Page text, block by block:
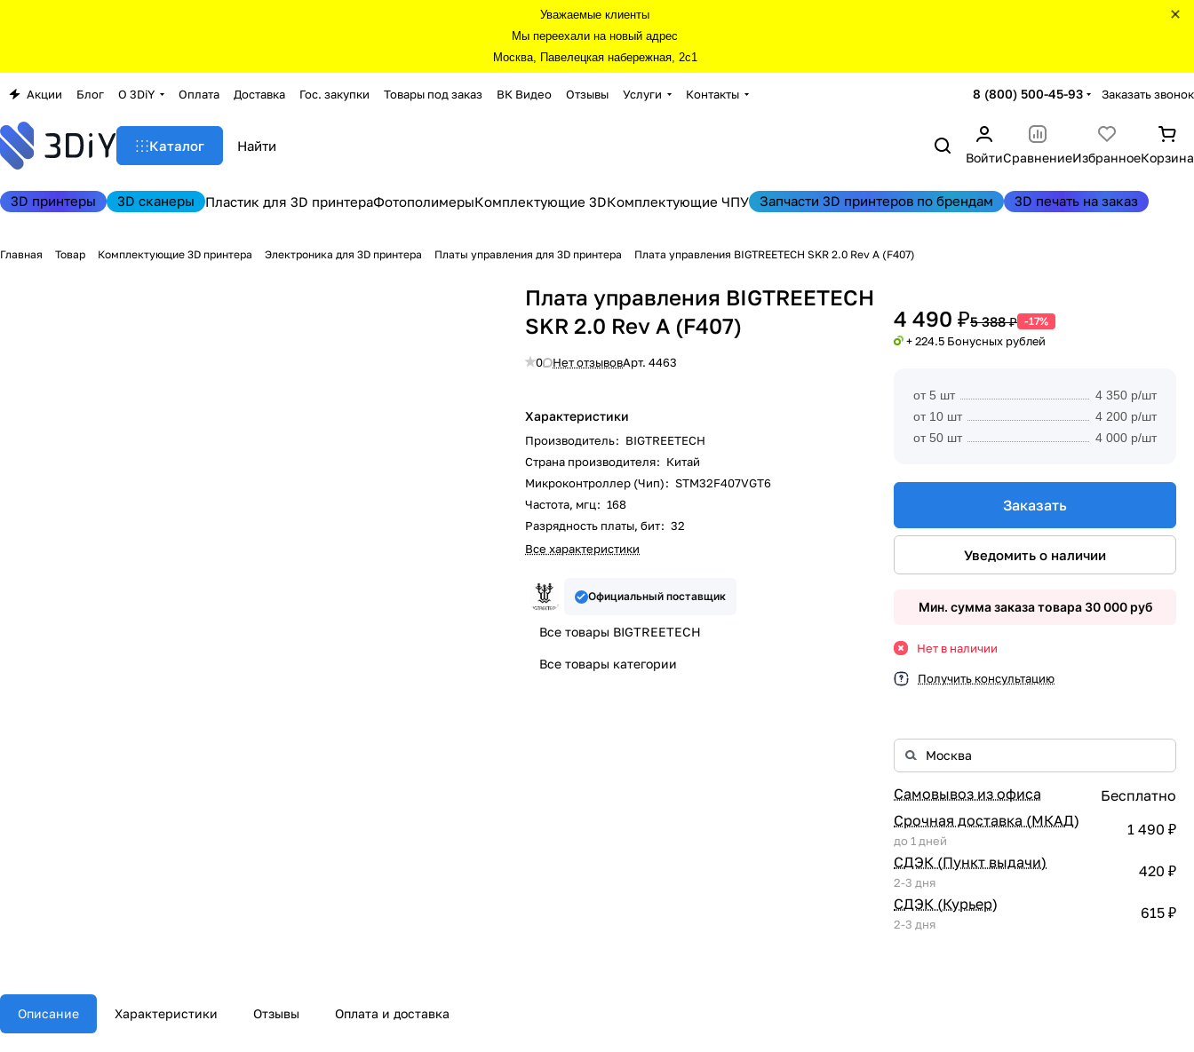
Уважаемые клиенты
Мы переехали на новый адрес
Москва, Павелецкая набережная, 2с1
Акции Блог О 3DiY Оплата Доставка Гос. закупки Товары под заказ ВК Видео Отзывы Услуги Контакты 8 (800) 500-45-93 Заказать звонок
Каталог
ВойтиСравнениеИзбранноеКорзина
3D принтеры 3D сканеры Пластик для 3D принтераФотополимерыКомплектующие 3DКомплектующие ЧПУ Запчасти 3D принтеров по брендам 3D печать на заказ
Главная Товар Комплектующие 3D принтера Электроника для 3D принтера Платы управления для 3D принтера Плата управления BIGTREETECH SKR 2.0 Rev A (F407)
Плата управления BIGTREETECH
SKR 2.0 Rev A (F407)
0 Нет отзывовАрт.4463
Характеристики
Производитель: BIGTREETECH
Страна производителя: Китай
Микроконтроллер (Чип): STM32F407VGT6
Частота, мгц: 168
Разрядность платы, бит: 32
Все характеристики
Официальный поставщик
Все товары BIGTREETECH
Все товары категории
4 490 ₽5 388 ₽ -17%
+ 224.5 Бонусных рублей
от 5 шт
4 350 р/шт
от 10 шт
4 200 р/шт
от 50 шт
4 000 р/шт
Заказать
Уведомить о наличии
Мин. сумма заказа товара 30 000 руб
Нет в наличии
Получить консультацию
Самовывоз из офиса
Бесплатно
Срочная доставка (МКАД)
до 1 дней
1 490 ₽
СДЭК (Пункт выдачи)
2-3 дня
420 ₽
СДЭК (Курьер)
2-3 дня
615 ₽
Описание Характеристики Отзывы Оплата и доставка